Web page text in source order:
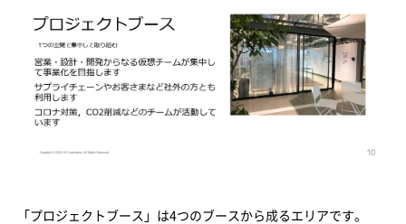
「プロジェクトブース」は4つのブースから成るエリアです。